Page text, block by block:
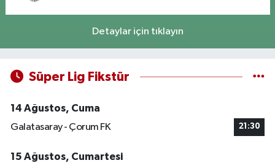
Detaylar için tıklayın
Süper Lig Fikstür
14 Ağustos, Cuma
Galatasaray - Çorum FK
21:30
15 Ağustos, Cumartesi